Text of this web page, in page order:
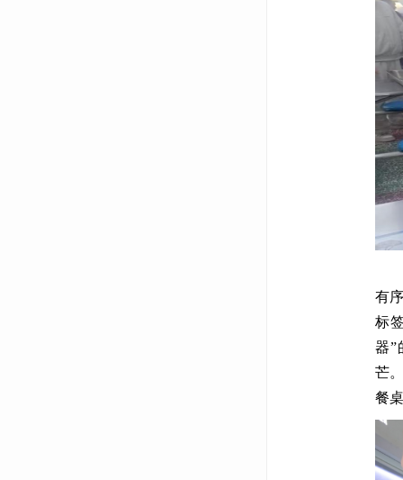
有
标
器”
芒
餐